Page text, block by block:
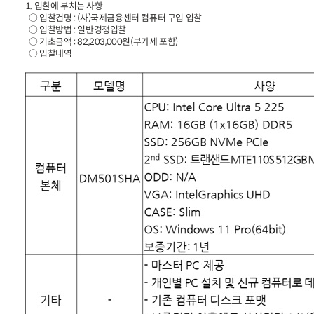
1. 입찰에 부치는 사항
○ 입찰건명 : (사)국제금융센터 컴퓨터 구입 입찰
○ 입찰방법 : 일반경쟁입찰
○ 기초금액 : 82,203,000원(부가세 포함)
○ 입찰내역